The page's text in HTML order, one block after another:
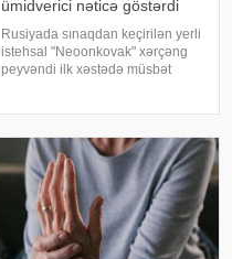
ümidverici nəticə göstərdi
Rusiyada sınaqdan keçirilən yerli
istehsal "Neoonkovak" xərçəng
peyvəndi ilk xəstədə müsbət
Epidemiologiya və Mikrobiologiya
Mərkəzini